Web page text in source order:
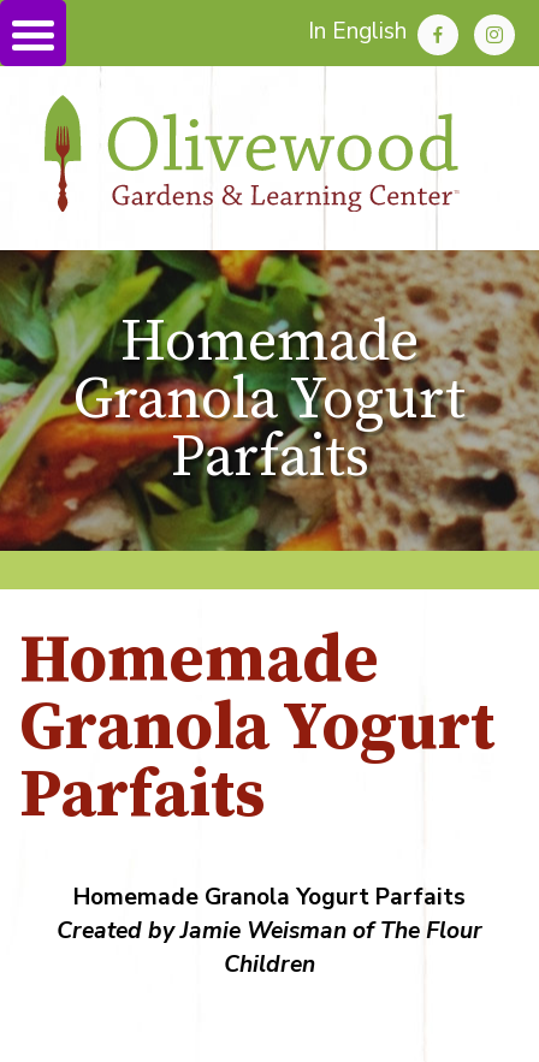
In English
Homemade
Granola Yogurt
Parfaits
Homemade
Granola Yogurt
Parfaits
Homemade Granola Yogurt Parfaits
Created by Jamie Weisman of The Flour
Children